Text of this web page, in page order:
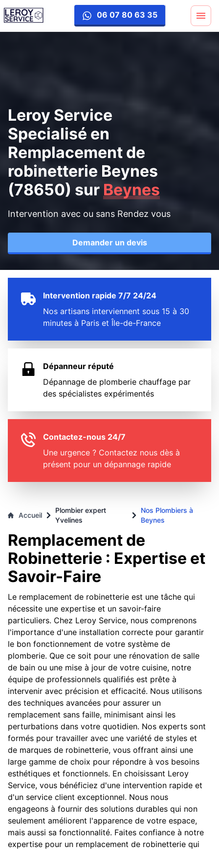
06 07 80 63 35
remplacement-robinetterie
Leroy Service
Specialisé en
Remplacement de
robinetterie Beynes
(78650) sur Beynes
Intervention avec ou sans Rendez vous
Demander un devis
Intervention rapide 7/7 24/24
Nos artisans interviennent sous 15 à 30
minutes à Paris et Île-de-France
Dépanneur réputé
Dépannage de plomberie chauffage par
des spécialistes expérimentés
Contactez-nous 24/7
Une urgence ? Contactez nous dès à
présent pour un dépannage rapide
Accueil
Plombier expert
Yvelines
Nos Plombiers à
Beynes
Remplacement de
Robinetterie : Expertise et
Savoir-Faire
Le remplacement de robinetterie est une tâche qui
nécessite une expertise et un savoir-faire
particuliers. Chez Leroy Service, nous comprenons
l'importance d'une installation correcte pour garantir
le bon fonctionnement de votre système de
plomberie. Que ce soit pour une rénovation de salle
de bain ou une mise à jour de votre cuisine, notre
équipe de professionnels qualifiés est prête à
intervenir avec précision et efficacité. Nous utilisons
des techniques avancées pour assurer un
remplacement sans faille, minimisant ainsi les
perturbations dans votre quotidien. Nos experts sont
formés pour travailler avec une variété de styles et
de marques de robinetterie, vous offrant ainsi une
large gamme de choix pour répondre à vos besoins
esthétiques et fonctionnels. En choisissant Leroy
Service, vous bénéficiez d'une intervention rapide et
d'un service client exceptionnel. Nous nous
engageons à fournir des solutions durables qui non
seulement améliorent l'apparence de votre espace,
mais aussi sa fonctionnalité. Faites confiance à notre
expertise pour un remplacement de robinetterie qui